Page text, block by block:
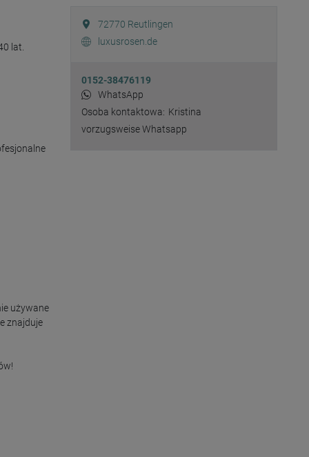
lat.
używane
znajduje
72770 Reutlingen
luxusrosen.de
0152-38476119
WhatsApp
Osoba kontaktowa: Kristina
vorzugsweise Whatsapp